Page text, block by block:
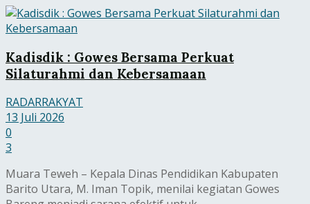
Kadisdik : Gowes Bersama Perkuat
Silaturahmi dan Kebersamaan
RADARRAKYAT
13 Juli 2026
0
3
Muara Teweh – Kepala Dinas Pendidikan Kabupaten
Barito Utara, M. Iman Topik, menilai kegiatan Gowes